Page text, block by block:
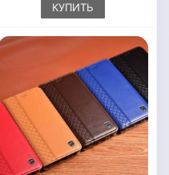
КУПИТЬ